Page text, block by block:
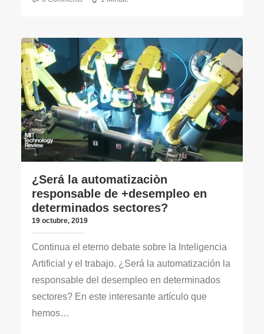
¿Será la automatizaciòn
responsable de +desempleo en
determinados sectores?
19 octubre, 2019
Continua el eterno debate sobre la Inteligencia
Artificial y el trabajo. ¿Será la automatización la
responsable del desempleo en determinados
sectores? En este interesante artículo que
hemos…